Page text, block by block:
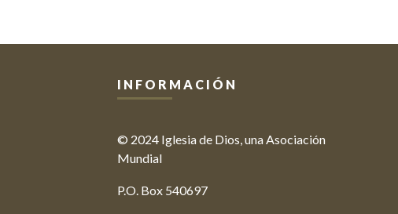
INFORMACIÓN
© 2024 Iglesia de Dios, una Asociación
Mundial
P.O. Box 540697